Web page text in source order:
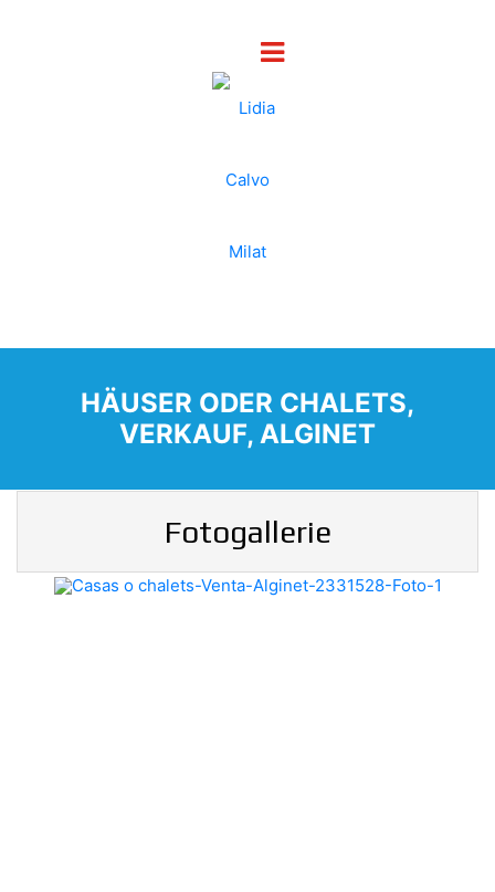
HÄUSER ODER CHALETS,
VERKAUF, ALGINET
Fotogallerie